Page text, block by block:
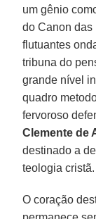
um gênio
do Canon das
flutuantes
tribuna do
grande nível
quadro
fervoroso
Clemente de
destinado a
teologia cristã.
O coração